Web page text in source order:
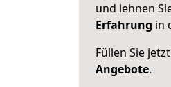
und lehnen
Erfahrung in
Füllen Sie
Angebote.